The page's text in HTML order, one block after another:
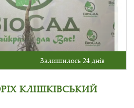
Залишилось 24 днів
КЛІШКІВСЬКИЙ